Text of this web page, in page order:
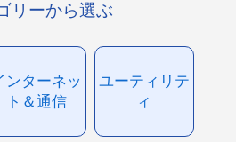
リーから選ぶ
ンターネッ
ト＆通信
ユーティリテ
ィ